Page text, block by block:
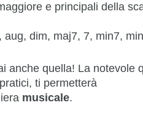
e principali della
aug, dim, maj7, 7, min7,
anche quella! La notevole
ti permetterà
musicale.